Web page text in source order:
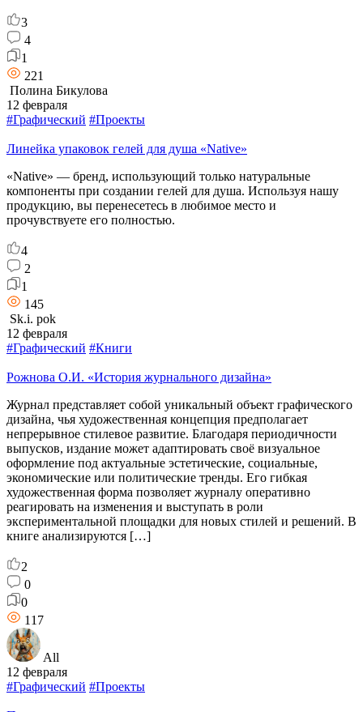
3
4
1
221
Полина Бикулова
12 февраля
#Графический #Проекты
Линейка упаковок гелей для душа «Native»
«Native» — бренд, использующий только натуральные
компоненты при создании гелей для душа. Используя нашу
продукцию, вы перенесетесь в любимое место и
прочувствуете его полностью.
4
2
1
145
Sk.i. pok
12 февраля
#Графический #Книги
Рожнова О.И. «История журнального дизайна»
Журнал представляет собой уникальный объект графического
дизайна, чья художественная концепция предполагает
непрерывное стилевое развитие. Благодаря периодичности
выпусков, издание может адаптировать своё визуальное
оформление под актуальные эстетические, социальные,
экономические или политические тренды. Его гибкая
художественная форма позволяет журналу оперативно
реагировать на изменения и выступать в роли
экспериментальной площадки для новых стилей и решений. В
книге анализируются […]
2
0
0
117
All
12 февраля
#Графический #Проекты